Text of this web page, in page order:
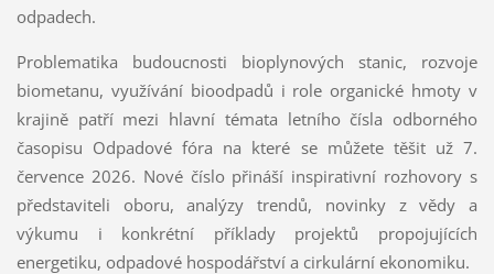
odpadech.
Problematika budoucnosti bioplynových stanic, rozvoje
biometanu, využívání bioodpadů i role organické hmoty v
krajině patří mezi hlavní témata letního čísla odborného
časopisu Odpadové fóra na které se můžete těšit už 7.
července 2026. Nové číslo přináší inspirativní rozhovory s
představiteli oboru, analýzy trendů, novinky z vědy a
výkumu i konkrétní příklady projektů propojujících
energetiku, odpadové hospodářství a cirkulární ekonomiku.